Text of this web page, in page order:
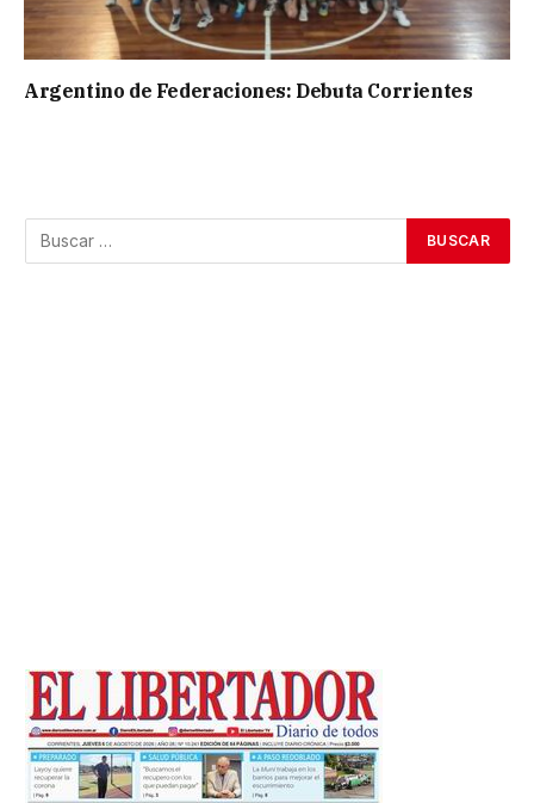
Argentino de Federaciones: Debuta Corrientes